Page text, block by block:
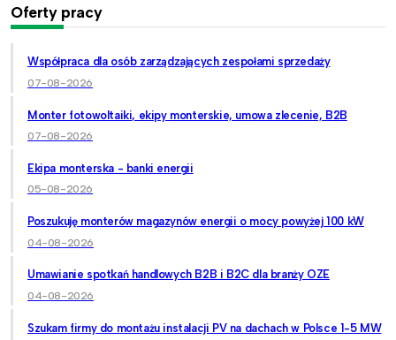
Oferty pracy
Współpraca dla osób zarządzających zespołami sprzedaży
07-08-2026
Monter fotowoltaiki, ekipy monterskie, umowa zlecenie, B2B
07-08-2026
Ekipa monterska - banki energii
05-08-2026
Poszukuję monterów magazynów energii o mocy powyżej 100 kW
04-08-2026
Umawianie spotkań handlowych B2B i B2C dla branży OZE
04-08-2026
Szukam firmy do montażu instalacji PV na dachach w Polsce 1-5 MW